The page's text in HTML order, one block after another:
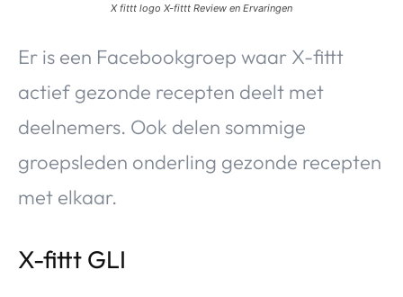
X fittt logo X-fittt Review en Ervaringen
Er is een Facebookgroep waar X-fittt
actief gezonde recepten deelt met
deelnemers. Ook delen sommige
groepsleden onderling gezonde recepten
met elkaar.
X-fittt GLI